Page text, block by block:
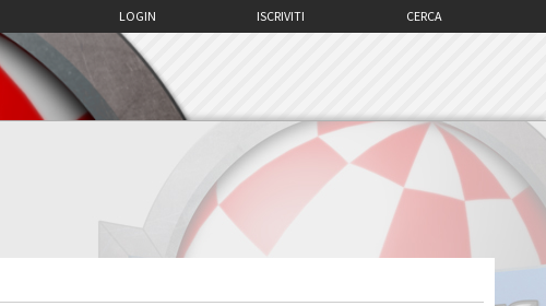
CERCA
ISCRIVITI
LOGIN